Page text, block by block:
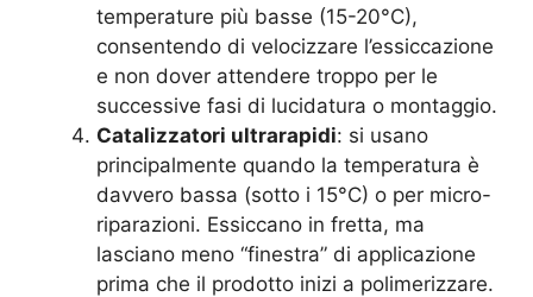
temperature più basse (15-20°C),
consentendo di velocizzare l’essiccazione
e non dover attendere troppo per le
successive fasi di lucidatura o montaggio.
Catalizzatori ultrarapidi: si usano
principalmente quando la temperatura è
davvero bassa (sotto i 15°C) o per micro-
riparazioni. Essiccano in fretta, ma
lasciano meno “finestra” di applicazione
prima che il prodotto inizi a polimerizzare.